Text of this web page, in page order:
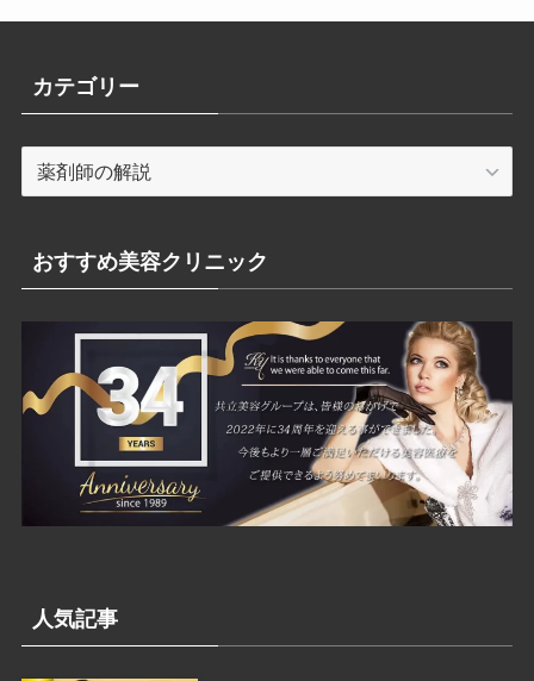
カテゴリー
カ
テ
リ
ー
おすすめ美容クリニック
人気記事